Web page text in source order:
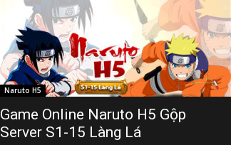
Naruto H5
Game Online Naruto H5 Gộp
Server S1-15 Làng Lá